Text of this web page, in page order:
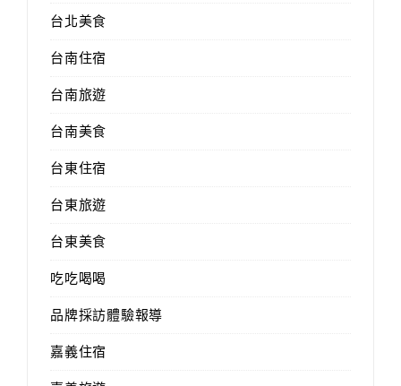
台北美食
台南住宿
台南旅遊
台南美食
台東住宿
台東旅遊
台東美食
吃吃喝喝
品牌採訪體驗報導
嘉義住宿